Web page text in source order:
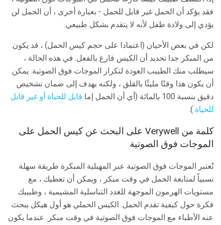
فقد يؤكد أن الحمل غير قابل للحمل - بعبارة أخرى ، أن الحمل لن
يؤدي إلى ولادة طفل لأنه لا يتقدم بشكل طبيعي.
لكن في بعض الأحيان (اعتمادا على حجم كيس الحمل) ، قد يكون
من المبكر جدا تحديد أن الكيس فارغ بالفعل. في هذه الحالة ،
سيطلب منك الطبيب العودة لتكرار الموجات فوق الصوتية. يمكن
أن يكون هذا وقتًا مليئًا بالقلق ، ولكنه يهدف إلى ضمان تشخيص
دقيق بنسبة 100 بالمائة (أي أن الحمل إما
قابل للحياة أو غير قابل
للحياة ).
كلمة من Verywell على البحث عن كيس الحمل على
الموجات فوق الصوتية
تُعتبر الموجات فوق الصوتية عبر المهبلية المبكرة طريقة سهلة
نسبياً لمتابعة الحمل في وقت مبكر ، ويمكن أن تعطيك ، مع
مستويات الهرمون الموجهة للغدد التناسلية المشيمية ، وطبيبك
فكرة حول كيفية تقدم الحمل. الكيس الحملي هو أول هيكل يبحث
عنه الأطباء مع الموجات فوق الصوتية في وقت مبكر. عندما يكون